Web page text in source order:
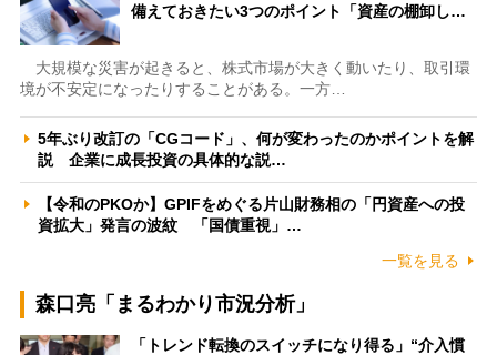
備えておきたい3つのポイント「資産の棚卸し…
大規模な災害が起きると、株式市場が大きく動いたり、取引環
境が不安定になったりすることがある。一方…
5年ぶり改訂の「CGコード」、何が変わったのかポイントを解
説 企業に成長投資の具体的な説…
【令和のPKOか】GPIFをめぐる片山財務相の「円資産への投
資拡大」発言の波紋 「国債重視」…
一覧を見る
森口亮「まるわかり市況分析」
「トレンド転換のスイッチになり得る」“介入慣